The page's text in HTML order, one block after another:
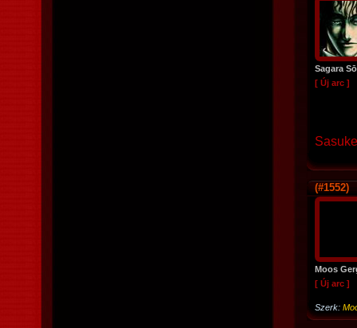
Sagara
[ Új arc ]
Sasuke
(#1552)
Moos
[ Új arc ]
Szerk: